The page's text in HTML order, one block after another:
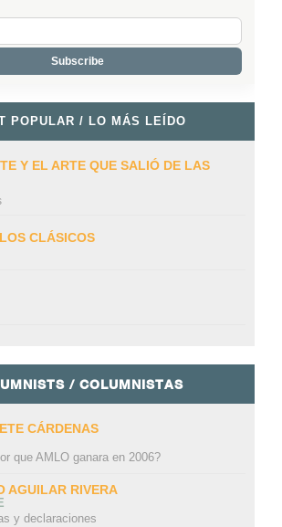
POPULAR / LO MÁS LEÍDO
Y EL ARTE QUE SALIÓ DE LAS
CLÁSICOS
/ COLUMNISTAS
CÁRDENAS
que AMLO ganara en 2006?
AGUILAR RIVERA
y declaraciones